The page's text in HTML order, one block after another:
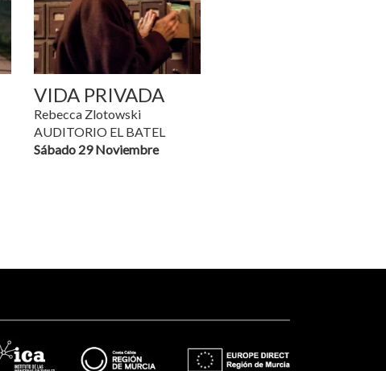
VIDA PRIVADA
Rebecca Zlotowski
AUDITORIO EL BATEL
Sábado 29 Noviembre